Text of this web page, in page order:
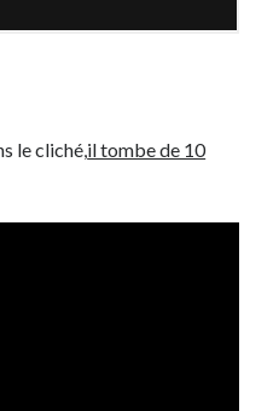
le cliché, il tombe de 10